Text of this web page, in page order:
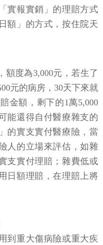
實報實銷」的理賠方式
額」的方式，按住院天
額度為3,000元，若生了
元的病房，30天下來就
金額，剩下的1萬5,000
能還得自付醫療雜支的
的實支實付醫療險，當
人的立場來評估，如雜
支實付理賠；雜費低或
日額理賠，在理賠上將
到重大傷病險或重大疾